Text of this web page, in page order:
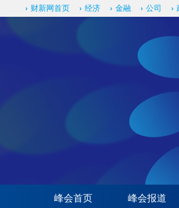
财新网首页 经济 金融 公司
峰会首页 峰会报道